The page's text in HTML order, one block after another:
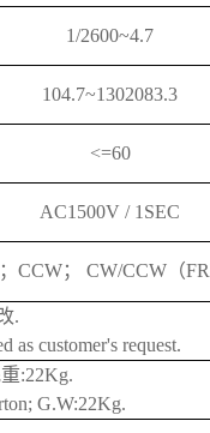
1/2600~4.7
104.7~1302083.3
<=60
AC1500V / 1SEC
CCW； CW/CCW（
.
as customer's request.
:22Kg.
G.W:22Kg.